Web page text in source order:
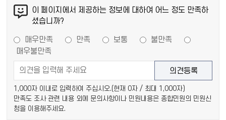
이 페이지에서 제공하는 정보에 대하여 어느 정도 만족하
셨습니까?
매우만족 만족 보통
불만족
매우불만족
1,000자 이내로 입력하여 주십시오.(현재 0자 / 최대 1,000자)
만족도 조사 관련 내용 외에 문의사항이나 민원내용은 종합민원의 민원신
청을 이용해주세요.